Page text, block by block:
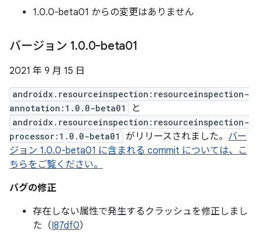
1.0.0-beta01 からの変更はありません
バージョン 1.0.0-beta01
2021 年 9 月 15 日
androidx.resourceinspection:resourceinspection-
annotation:1.0.0-beta01
と
androidx.resourceinspection:resourceinspection-
processor:1.0.0-beta01
がリリースされました。 バー
ジョン 1.0.0-beta01 に含まれる commit については、こ
ちらをご覧ください。
バグの修正
存在しない属性で発生するクラッシュを修正しまし
た（I87df0）